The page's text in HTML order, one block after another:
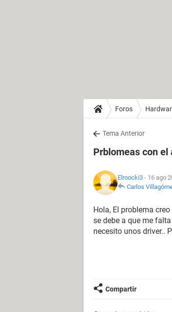
Foros
Tema Anterior
Prblomeas con el
Elroocki3 - 16 ago
Carlos
Hola, El problema
se debe a que me
necesito unos driver..
Compartir